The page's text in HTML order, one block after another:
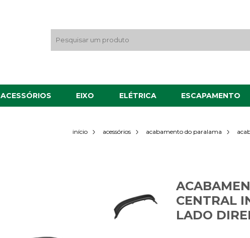
ACESSÓRIOS EIXO ELÉTRICA ESCAPAMENTO
início acessórios acabamento do paralama
CENTRAL
LADO